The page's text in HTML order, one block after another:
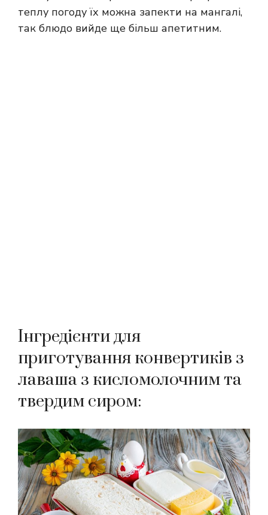
теплу погоду їх можна запекти на мангалі,
так блюдо вийде ще більш апетитним.
Інгредієнти для
приготування конвертиків з
лаваша з кисломолочним та
твердим сиром: